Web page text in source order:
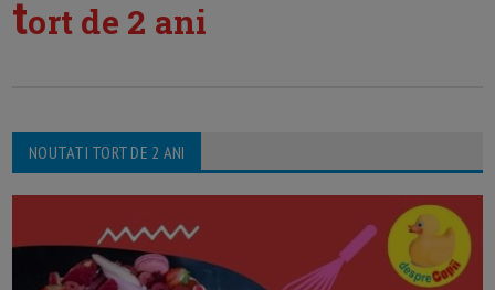
tort de 2 ani
NOUTATI TORT DE 2 ANI